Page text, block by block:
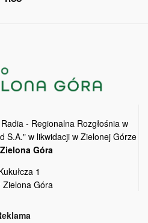
- Regionalna Rozgłośnia w
S.A." w likwidacji w Zielonej Górze
Góra
1
Zielona Góra